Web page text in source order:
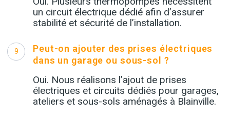
un circuit électrique dédié afin d’assurer
stabilité et sécurité de l’installation.
9
Peut-on ajouter des prises électriques
dans un garage ou sous-sol ?
Oui. Nous réalisons l’ajout de prises
électriques et circuits dédiés pour garages,
ateliers et sous-sols aménagés à Blainville.